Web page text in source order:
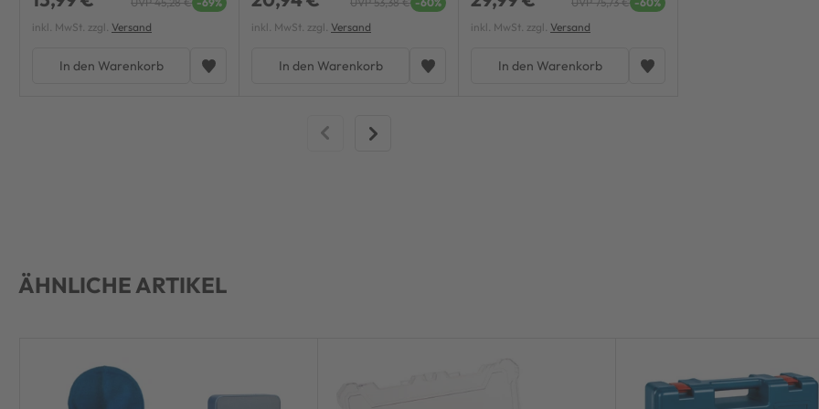
inkl. MwSt. zzgl. Versand
In den Warenkorb
inkl. MwSt. zzgl. Versand
In den Warenkorb
inkl. MwSt. zzgl. Versand
In den Warenkorb
ÄHNLICHE ARTIKEL